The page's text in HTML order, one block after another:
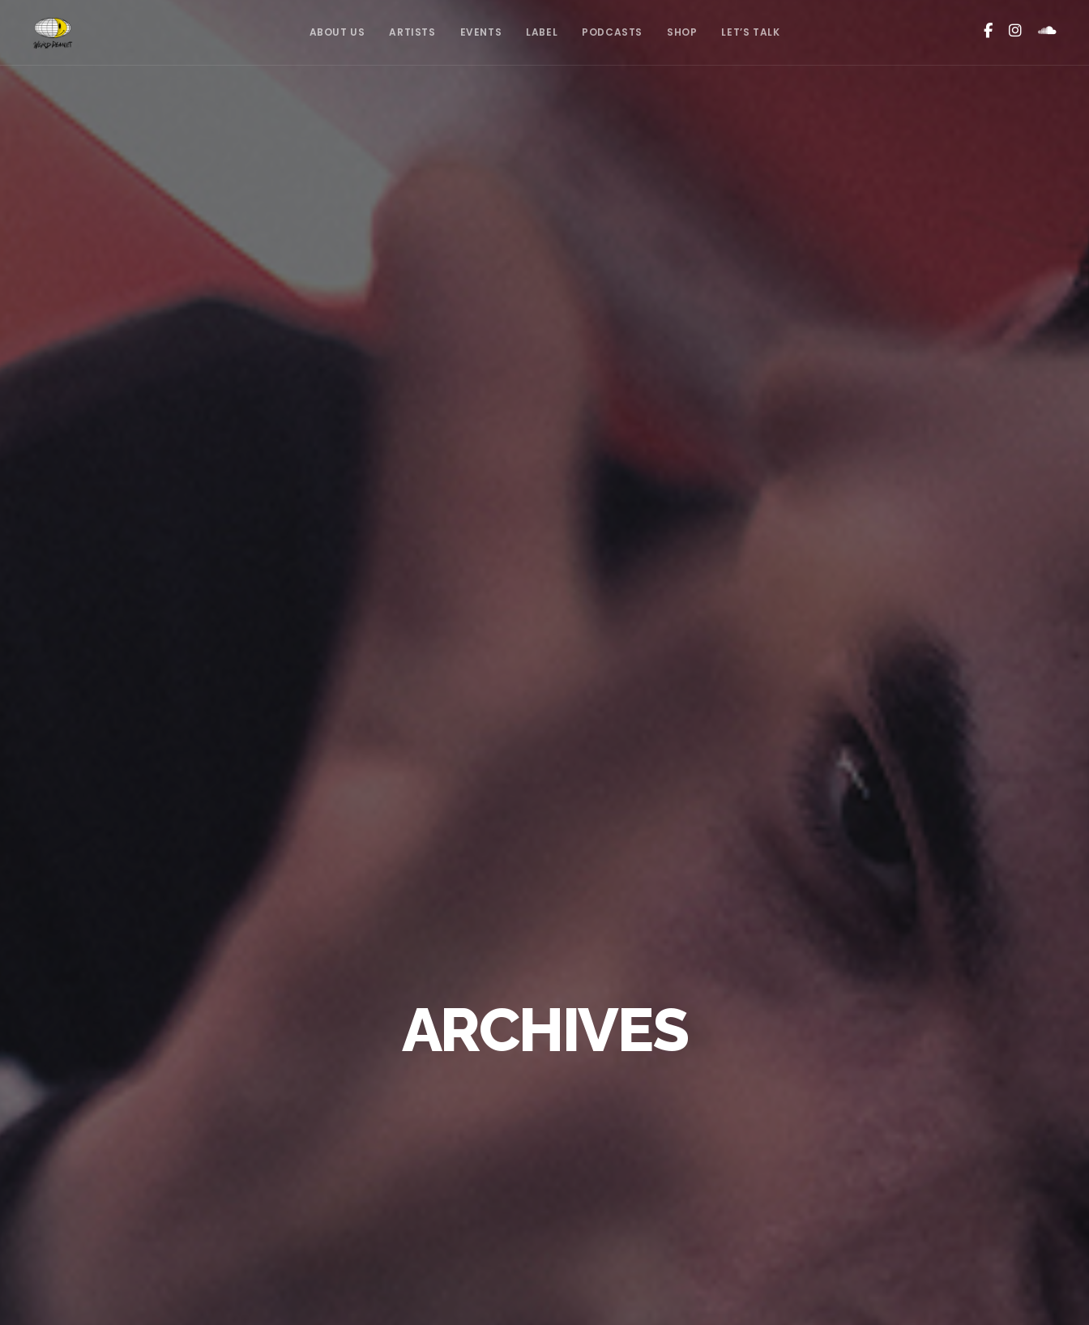
ABOUT US ARTISTS EVENTS LABEL PODCASTS SHOP LET’S TALK
ARCHIVES